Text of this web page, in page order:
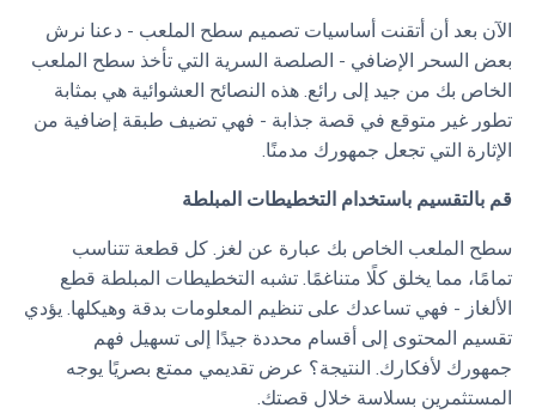
الآن بعد أن أتقنت أساسيات تصميم سطح الملعب - دعنا نرش
بعض السحر الإضافي - الصلصة السرية التي تأخذ سطح الملعب
الخاص بك من جيد إلى رائع. هذه النصائح العشوائية هي بمثابة
تطور غير متوقع في قصة جذابة - فهي تضيف طبقة إضافية من
الإثارة التي تجعل جمهورك مدمنًا.
قم بالتقسيم باستخدام التخطيطات المبلطة
سطح الملعب الخاص بك عبارة عن لغز. كل قطعة تتناسب
تمامًا، مما يخلق كلًا متناغمًا. تشبه التخطيطات المبلطة قطع
الألغاز - فهي تساعدك على تنظيم المعلومات بدقة وهيكلها. يؤدي
تقسيم المحتوى إلى أقسام محددة جيدًا إلى تسهيل فهم
جمهورك لأفكارك. النتيجة؟ عرض تقديمي ممتع بصريًا يوجه
المستثمرين بسلاسة خلال قصتك.